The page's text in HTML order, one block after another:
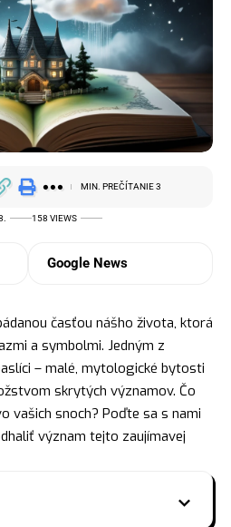
158 VIEWS
MIN. PREČÍTANIE 3
Google News
časťou nášho života, ktorá
a symbolmi. Jedným z
– malé, mytologické bytosti
skrytých významov. Čo
vašich snoch? Poďte sa s nami
význam tejto zaujímavej